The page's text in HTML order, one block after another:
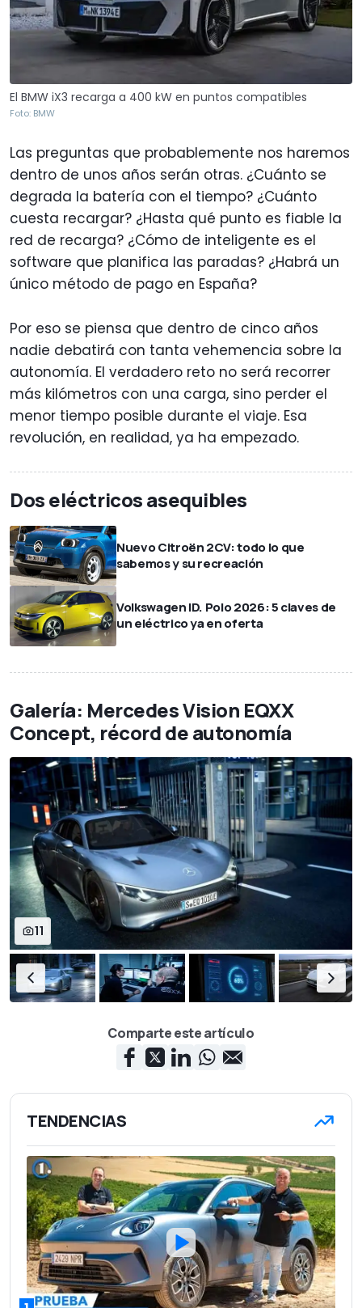
El BMW iX3 recarga a 400 kW en puntos compatibles
Foto: BMW
Las preguntas que probablemente nos haremos
dentro de unos años serán otras. ¿Cuánto se
degrada la batería con el tiempo? ¿Cuánto
cuesta recargar? ¿Hasta qué punto es fiable la
red de recarga? ¿Cómo de inteligente es el
software que planifica las paradas? ¿Habrá un
único método de pago en España?
Por eso se piensa que dentro de cinco años
nadie debatirá con tanta vehemencia sobre la
autonomía. El verdadero reto no será recorrer
más kilómetros con una carga, sino perder el
menor tiempo posible durante el viaje. Esa
revolución, en realidad, ya ha empezado.
Dos eléctricos asequibles
Nuevo Citroën 2CV: todo lo que
sabemos y su recreación
Volkswagen ID. Polo 2026: 5 claves de
un eléctrico ya en oferta
Galería: Mercedes Vision EQXX
Concept, récord de autonomía
11
Comparte este artículo
TENDENCIAS